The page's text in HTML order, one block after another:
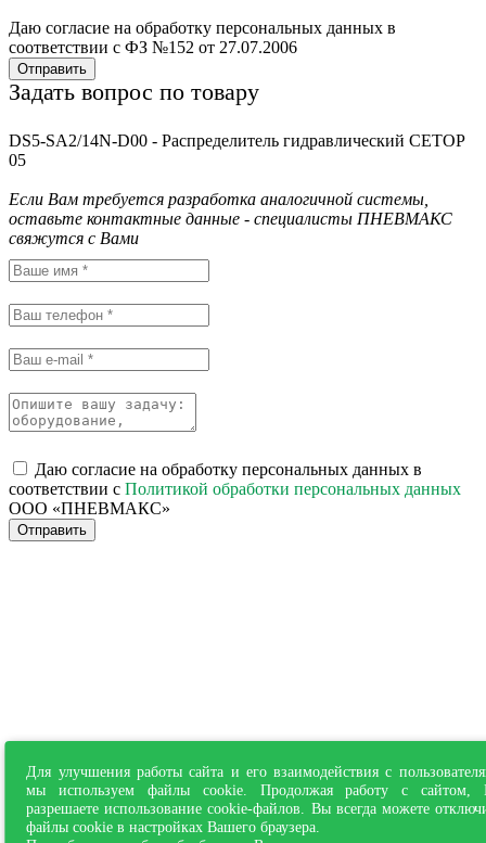
Для улучшения работы сайта и его взаимодействия с
мы используем файлы cookie. Продолжая работу с сайтом,
разрешаете использование cookie-файлов. Вы всегда можете
файлы cookie в настройках Вашего браузера.
Даю согласие на обработку персональных данных в
соответствии с ФЗ №152 от 27.07.2006
Отправить
Задать вопрос по товару
DS5-SA2/14N-D00 - Распределитель гидравлический CETOP
05
Если Вам требуется разработка аналогичной системы,
оставьте контактные данные - специалисты ПНЕВМАКС
свяжутся с Вами
Даю согласие на обработку персональных данных в
соответствии с Политикой обработки персональных данных
ООО «ПНЕВМАКС»
Отправить